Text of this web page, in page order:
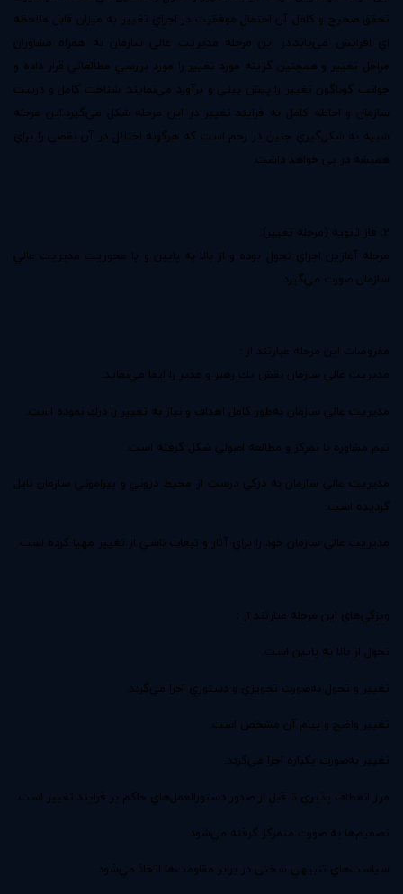
تحقق صحيح و كامل آن احتمال موفقيت در اجراي تغيير به ميزان قابل ملاحظه
اي افزايش مي‌يابد.در اين مرحله مديريت عالي سازمان به همراه مشاوران
مراحل تغيير و همچنين گزينه مورد تغيير را مورد بررسي مطالعاتي قرار داده و
جوانب گوناگون تغيير را پيش بيني و برآورد مي‌نمايند. شناخت كامل و درست
سازمان و احاطه كامل به فرايند تغيير در اين مرحله شكل مي‌گيرد.اين مرحله
شبيه به شكل‌گيري جنين در رحم است كه هرگونه اختلال در آن نقصي را براي
هميشه در پي خواهد داشت.
2. فاز ثانويه (مرحله تغيير):
مرحله آغازين اجراي تحول بوده و از بالا به پايين و با محوريت مديريت عالي
سازمان صورت مي‌گيرد.
مفروضات اين مرحله عبارتند از :
مديريت عالي سازمان نقش يك رهبر و مدير را ايفا مي‌نمايد.
مديريت عالي سازمان به‌طور كامل اهداف و نياز به تغيير را درك نموده است.
تيم مشاوره با تمركز و مطالعه اصولي شكل گرفته است.
مديريت عالي سازمان به دركي درست از محيط دروني و پيراموني سازمان نايل
گرديده است.
مديريت عالي سازمان خود را براي آثار و تبعات ناشي از تغيير مهيا كرده ‌است.
ويژگي‌هاي اين مرحله عبارتند از :
تحول از بالا به پايين است.
تغيير و تحول به‌صورت تجويزي و دستوري اجرا مي‌گردد.
تغيير واضح و پيام آن مشخص است.
تغيير به‌صورت يكباره اجرا مي‌گردد.
مرز انعطاف پذيري تا قبل از صدور دستورالعمل‌هاي حاكم بر فرايند تغيير است.
تصميم‌ها به صورت متمركز گرفته مي‌شود.
سياست‌هاي تنبيهي سختي در برابر مقاومت‌ها اتخاذ مي‌‌شود.